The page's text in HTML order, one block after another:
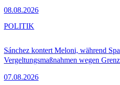
08.08.2026
Sánchez kontert Meloni, während
Vergeltungsmaßnahmen wegen
07.08.2026
POLITIK